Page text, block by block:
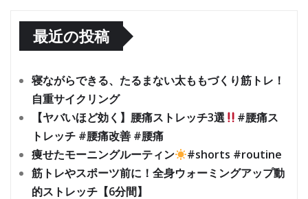
最近の投稿
寝ながらできる、たるまない太ももづくり筋トレ！
自重サイクリング
【ヤバいほど効く】腰痛ストレッチ3選
#腰痛ス
トレッチ #腰痛改善 #腰痛
痩せたモーニングルーティン
#shorts #routine
筋トレやスポーツ前に！全身ウォーミングアップ動
的ストレッチ【6分間】